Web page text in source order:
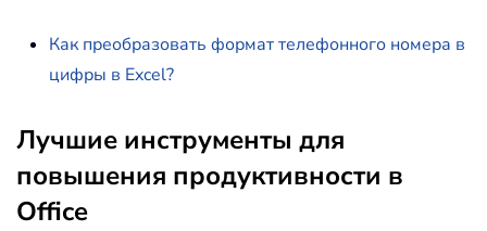
Как преобразовать формат телефонного номера в
цифры в Excel?
Лучшие инструменты для
повышения продуктивности в
Office